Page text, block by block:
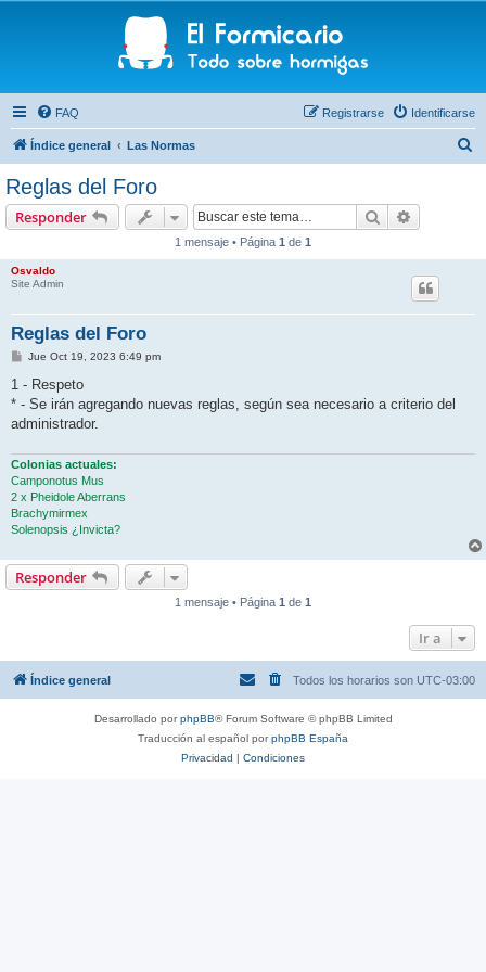
FAQ Identificarse
Registrarse
Índice general Las Normas
Reglas del Foro
Responder Buscar
1 mensaje • Página 1 de 1
Osvaldo
Site Admin
Reglas del Foro
M
a
j
Jue Oct 19, 2023 6:49 pm
1 - Respeto
* - Se irán agregando nuevas reglas, según sea necesario a criterio del
administrador.
Colonias actuales:
Camponotus Mus
2 x Pheidole Aberrans
Brachymirmex
Solenopsis ¿Invicta?
Responder
1 mensaje • Página 1 de 1
Ir a
Índice general Todos los horarios son UTC-03:00
Desarrollado porphpBB® Forum Software © phpBB Limited
Traducción al español porphpBB España
Privacidad | Condiciones